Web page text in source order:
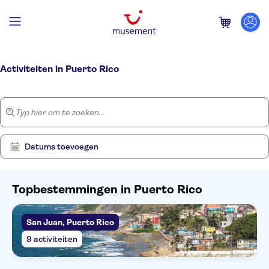
Activiteiten in Puerto Rico
Typ hier om te zoeken...
Datums toevoegen
Topbestemmingen in Puerto Rico
San Juan, Puerto Rico
9 activiteiten
Verwijder
filters
Laat
9
resultaten
zien